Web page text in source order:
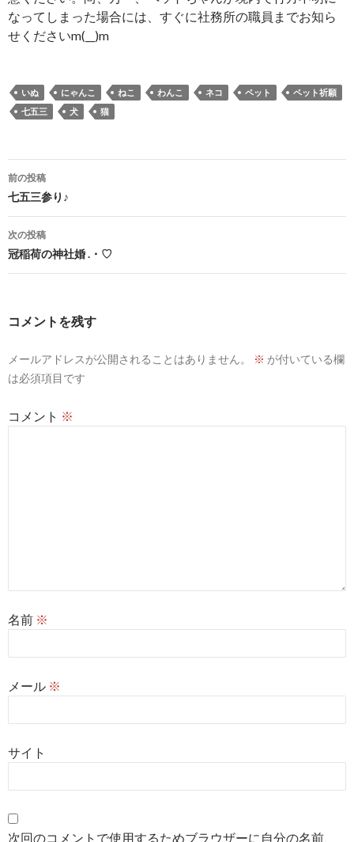
なってしまった場合には、すぐに社務所の職員までお知ら
せくださいm(__)m
いぬ にゃんこ ねこ わんこ ネコ ペット
ペット祈願
七五三
犬 猫
投
稿
ナ
ビ
ゲ
ョ
前の投稿
七五三参り♪
次の投稿
冠稲荷の神社婚 .・♡
コメントを残す
メールアドレスが公開されることはありません。 ※ が付いている欄
は必須項目です
コメント ※
名前 ※
メール ※
サイト
次回のコメントで使用するためブラウザーに自分の名前、